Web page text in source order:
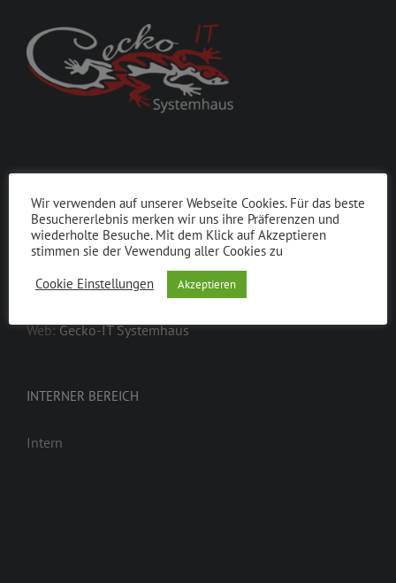
Altenauweg 5
38302 Wolfenbüttel
Phone: 05331 6796340
Web:Gecko-IT Systemhaus
INTERNER BEREICH
Intern
Wir verwenden auf unserer Webseite Cookies. Für das beste
Besuchererlebnis merken wir uns ihre Präferenzen und
wiederholte Besuche. Mit dem Klick auf Akzeptieren
stimmen sie der Vewendung aller Cookies zu
Cookie Einstellungen
Akzeptieren